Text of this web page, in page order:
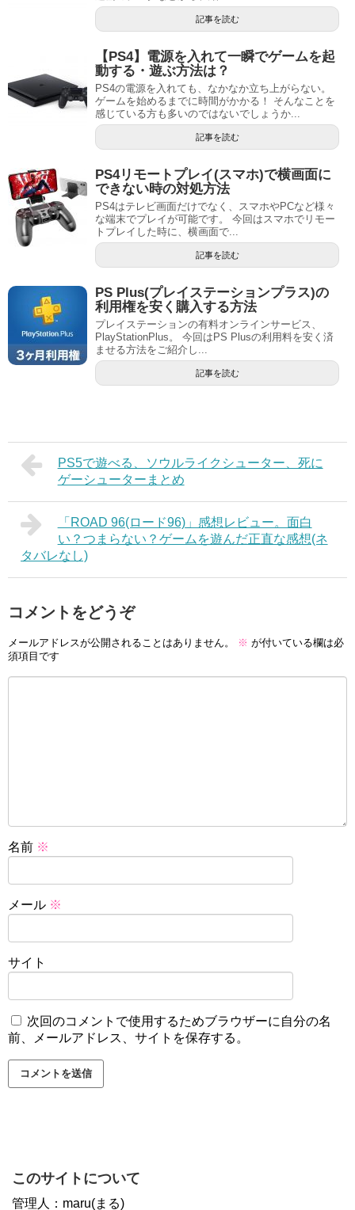
記事を読む
【PS4】電源を入れて一瞬でゲームを起
動する・遊ぶ方法は？
PS4の電源を入れても、なかなか立ち上がらない。
ゲームを始めるまでに時間がかかる！ そんなことを
感じている方も多いのではないでしょうか...
記事を読む
PS4リモートプレイ(スマホ)で横画面に
できない時の対処方法
PS4はテレビ画面だけでなく、スマホやPCなど様々
な端末でプレイが可能です。 今回はスマホでリモー
トプレイした時に、横画面で...
記事を読む
PS Plus(プレイステーションプラス)の
利用権を安く購入する方法
プレイステーションの有料オンラインサービス、
PlayStationPlus。 今回はPS Plusの利用料を安く済
ませる方法をご紹介し...
記事を読む
PS5で遊べる、ソウルライクシューター、死に
ゲーシューターまとめ
「ROAD 96(ロード96)」感想レビュー。面白
い？つまらない？ゲームを遊んだ正直な感想(ネ
タバレなし)
コメントをどうぞ
メールアドレスが公開されることはありません。 ※ が付いている欄は必
須項目です
名前 ※
メール ※
サイト
次回のコメントで使用するためブラウザーに自分の名
前、メールアドレス、サイトを保存する。
このサイトについて
管理人：maru(まる)